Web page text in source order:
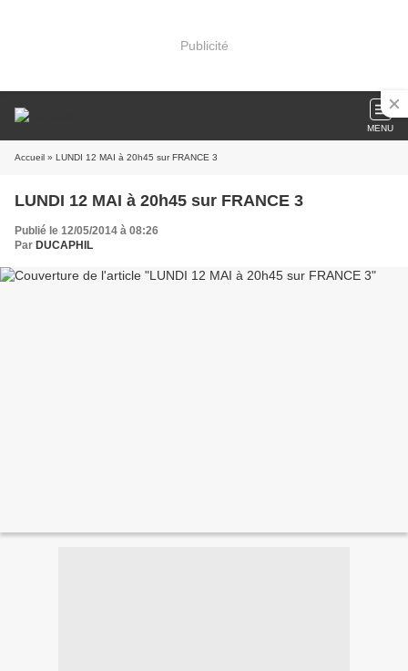
Publicité
MENU
Accueil » LUNDI 12 MAI à 20h45 sur FRANCE 3
LUNDI 12 MAI à 20h45 sur FRANCE 3
Publié le 12/05/2014 à 08:26
Par DUCAPHIL